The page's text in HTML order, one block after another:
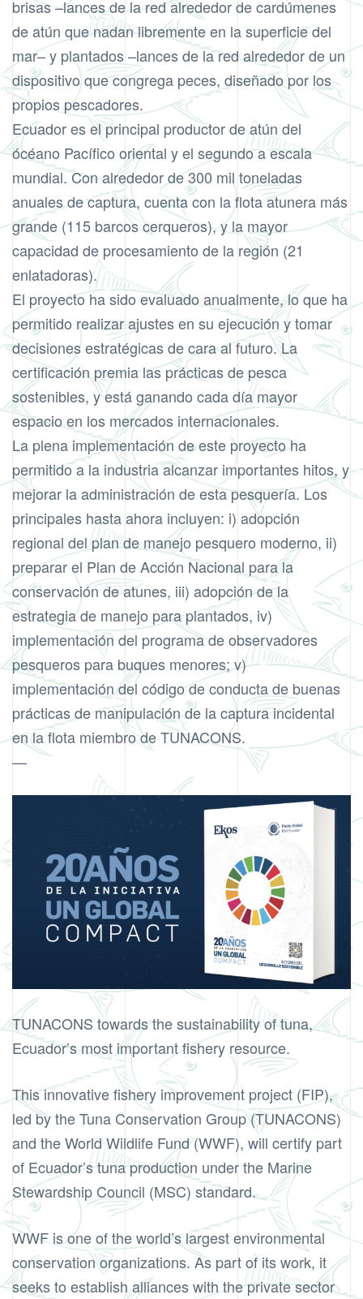
brisas –lances de la red alrededor de cardúmenes
de atún que nadan libremente en la superficie del
mar– y plantados –lances de la red alrededor de un
dispositivo que congrega peces, diseñado por los
propios pescadores.
Ecuador es el principal productor de atún del
ócéano Pacífico oriental y el segundo a escala
mundial. Con alrededor de 300 mil toneladas
anuales de captura, cuenta con la flota atunera más
grande (115 barcos cerqueros), y la mayor
capacidad de procesamiento de la región (21
enlatadoras).
El proyecto ha sido evaluado anualmente, lo que ha
permitido realizar ajustes en su ejecución y tomar
decisiones estratégicas de cara al futuro. La
certificación premia las prácticas de pesca
sostenibles, y está ganando cada día mayor
espacio en los mercados internacionales.
La plena implementación de este proyecto ha
permitido a la industria alcanzar importantes hitos, y
mejorar la administración de esta pesquería. Los
principales hasta ahora incluyen: i) adopción
regional del plan de manejo pesquero moderno, ii)
preparar el Plan de Acción Nacional para la
conservación de atunes, iii) adopción de la
estrategia de manejo para plantados, iv)
implementación del programa de observadores
pesqueros para buques menores; v)
implementación del código de conducta de buenas
prácticas de manipulación de la captura incidental
en la flota miembro de TUNACONS.
—
TUNACONS towards the sustainability of tuna,
Ecuador’s most important fishery resource.
This innovative fishery improvement project (FIP),
led by the Tuna Conservation Group (TUNACONS)
and the World Wildlife Fund (WWF), will certify part
of Ecuador’s tuna production under the Marine
Stewardship Council (MSC) standard.
WWF is one of the world’s largest environmental
conservation organizations. As part of its work, it
seeks to establish alliances with the private sector